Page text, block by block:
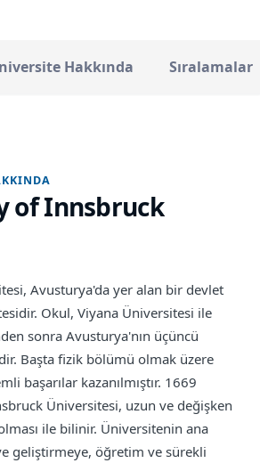
Hakkında Sıralamalar
of Innsbruck
Avusturya'da yer alan bir devlet
Okul, Viyana Üniversitesi ile
sonra Avusturya'nın üçüncü
Başta fizik bölümü olmak üzere
başarılar kazanılmıştır. 1669
Üniversitesi, uzun ve değişken
ile bilinir. Üniversitenin ana
geliştirmeye, öğretim ve sürekli